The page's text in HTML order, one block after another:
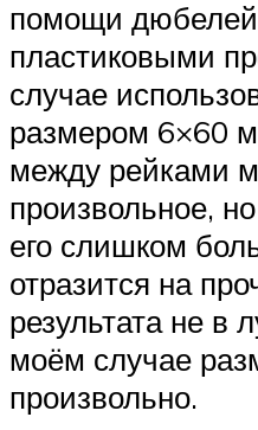
помощи
пластиковыми
случае
размером 6×60
между рейками
произвольное,
его слишком
отразится на
результата не в
моём случае
произвольно.